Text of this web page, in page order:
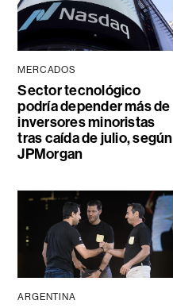
MERCADOS
Sector tecnológico
podría depender más de
inversores minoristas
tras caída de julio, según
JPMorgan
ARGENTINA